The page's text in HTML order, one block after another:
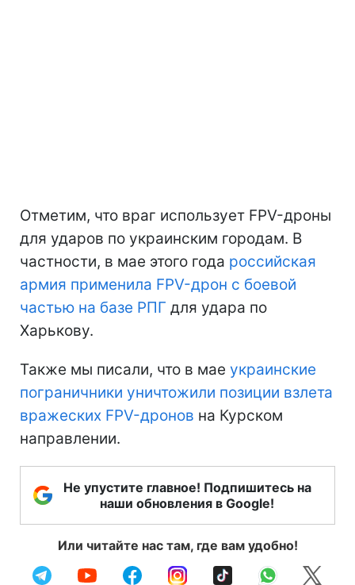
Отметим, что враг использует FPV-дроны
для ударов по украинским городам. В
частности, в мае этого года российская
армия применила FPV-дрон с боевой
частью на базе РПГ для удара по
Харькову.
Также мы писали, что в мае украинские
пограничники уничтожили позиции взлета
вражеских FPV-дронов на Курском
направлении.
Не упустите главное! Подпишитесь на
наши обновления в Google!
Или читайте нас там, где вам удобно!